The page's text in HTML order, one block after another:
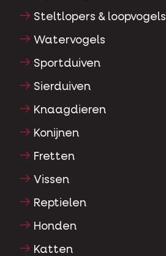
Steltlopers & loopvogels
Watervogels
Sportduiven
Sierduiven
Knaagdieren
Konijnen
Fretten
Vissen
Reptielen
Honden
Katten